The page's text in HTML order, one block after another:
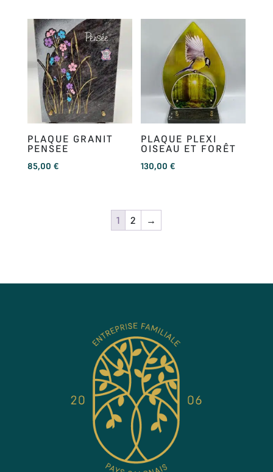
PLAQUE GRANIT
PENSEE
85,00 €
PLAQUE PLEXI
OISEAU ET FORÊT
130,00€
1 2 →